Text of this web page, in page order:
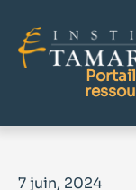
7 juin, 2024